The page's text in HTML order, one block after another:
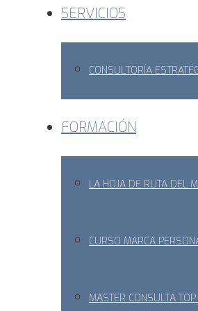
SERVICIOS
CONSULTORÍA
FORMACIÓN
LA HOJA DE RUTA DEL
CURSO MARCA
MASTER CONSULTA